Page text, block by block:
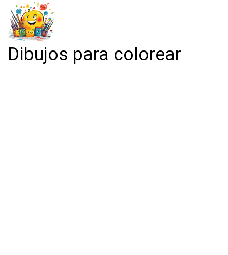
Dibujos para colorear